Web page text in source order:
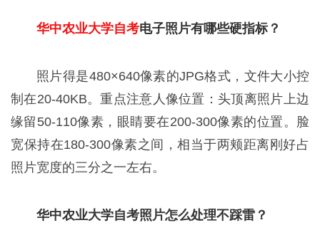
华中农业大学自考电子照片有哪些硬指标？
照片得是480×640像素的JPG格式，文件大小控
制在20-40KB。重点注意人像位置：头顶离照片上边
缘留50-110像素，眼睛要在200-300像素的位置。脸
宽保持在180-300像素之间，相当于两颊距离刚好占
照片宽度的三分之一左右。
华中农业大学自考照片怎么处理不踩雷？